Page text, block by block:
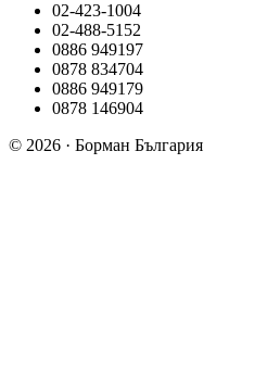
02-423-1004
02-488-5152
0886 949197
0878 834704
0886 949179
0878 146904
© 2026 · Борман България